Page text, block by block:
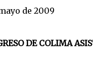
de 2009
DE COLIMA